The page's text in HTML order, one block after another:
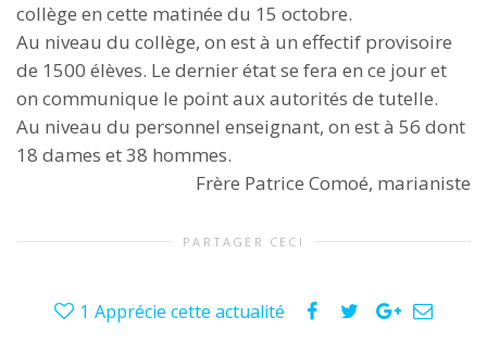
collège en cette matinée du 15 octobre.
Au niveau du collège, on est à un effectif provisoire
de 1500 élèves. Le dernier état se fera en ce jour et
on communique le point aux autorités de tutelle.
Au niveau du personnel enseignant, on est à 56 dont
18 dames et 38 hommes.
Frère Patrice Comoé, marianiste
PARTAGER CECI
1 Apprécie cette actualité